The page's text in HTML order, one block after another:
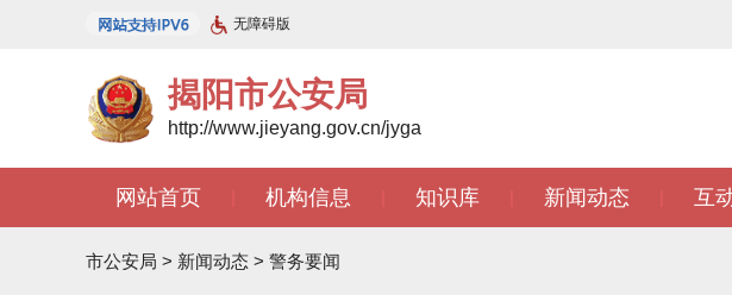
无障碍版
揭阳市公安局
http://www.jieyang.gov.cn/jyga
网站首页 机构信息 知识库 新闻动态 互
市公安局 > 新闻动态 > 警务要闻